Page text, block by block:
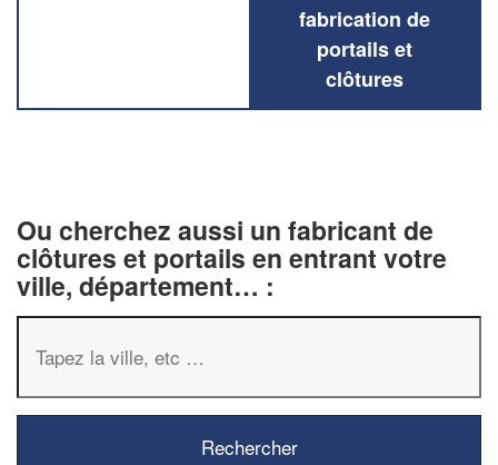
fabrication de
portails et
clôtures
Ou cherchez aussi un fabricant de
clôtures et portails en entrant votre
ville, département… :